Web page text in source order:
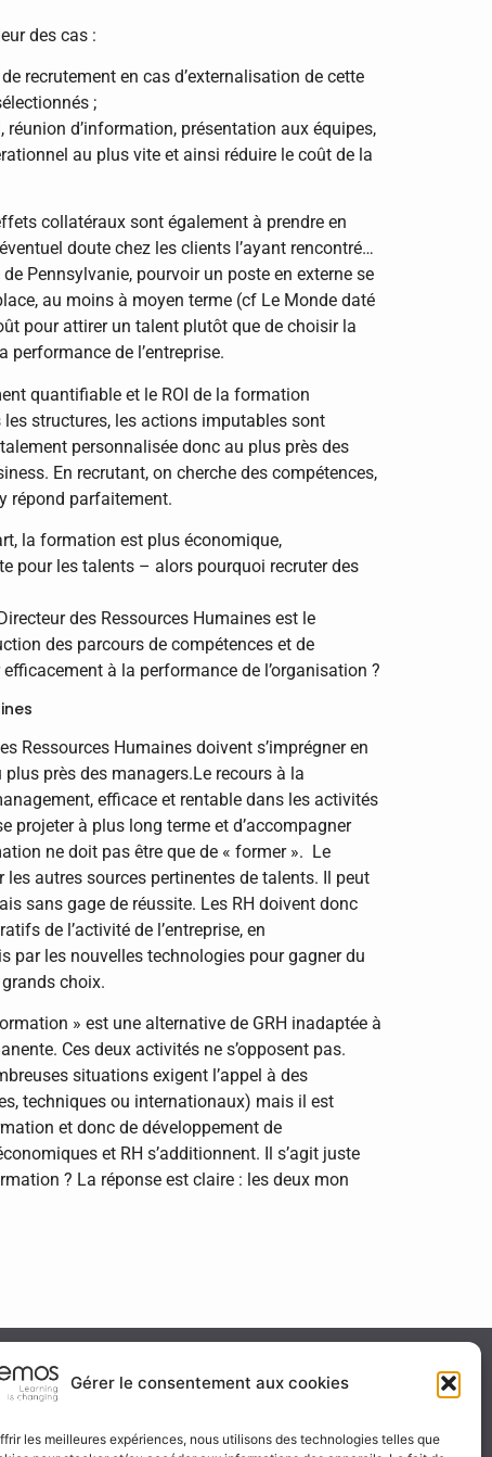
Gérer le consentement aux cookies
les meilleures expériences, nous utilisons des technologies telles que
des cas :
recrutement en cas d’externalisation de cette
;
d’information, présentation aux équipes,
au plus vite et ainsi réduire le coût de la
collatéraux sont également à prendre en
doute chez les clients l’ayant rencontré…
Pennsylvanie, pourvoir un poste en externe se
au moins à moyen terme (cf Le Monde daté
pour attirer un talent plutôt que de choisir la
de l’entreprise.
quantifiable et le ROI de la formation
structures, les actions imputables sont
personnalisée donc au plus près des
En recrutant, on cherche des compétences,
répond parfaitement.
la formation est plus économique,
pour les talents – alors pourquoi recruter des
des Ressources Humaines est le
des parcours de compétences et de
à la performance de l’organisation ?
Ressources Humaines doivent s’imprégner en
près des managers.Le recours à la
efficace et rentable dans les activités
projeter à plus long terme et d’accompagner
ne doit pas être que de « former ». Le
autres sources pertinentes de talents. Il peut
sans gage de réussite. Les RH doivent donc
de l’activité de l’entreprise, en
par les nouvelles technologies pour gagner du
choix.
» est une alternative de GRH inadaptée à
Ces deux activités ne s’opposent pas.
situations exigent l’appel à des
techniques ou internationaux) mais il est
et donc de développement de
et RH s’additionnent. Il s’agit juste
? La réponse est claire : les deux mon
& certification